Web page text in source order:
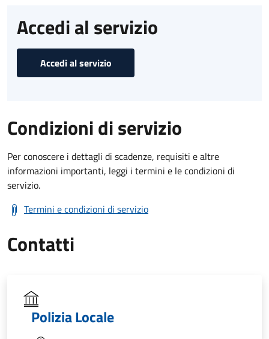
Accedi al servizio
Accedi al servizio
Condizioni di servizio
Per conoscere i dettagli di scadenze, requisiti e altre
informazioni importanti, leggi i termini e le condizioni di
servizio.
Termini e condizioni di servizio
Contatti
Polizia Locale